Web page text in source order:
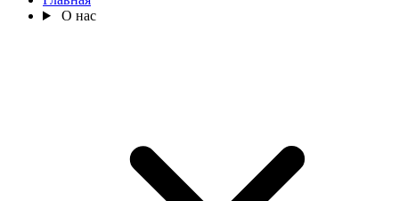
О нас